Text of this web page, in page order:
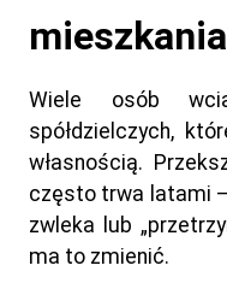
mieszkania
Wiele osób
spółdzielczych,
własnością.
często trwa latami
zwleka lub
ma to zmienić.